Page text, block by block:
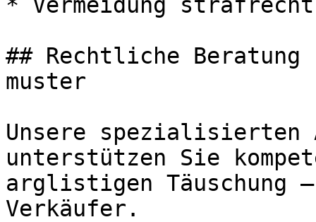
## Rechtliche
muster
Unsere spezialisierten
unterstützen Sie
arglistigen Täuschung
Verkäufer.